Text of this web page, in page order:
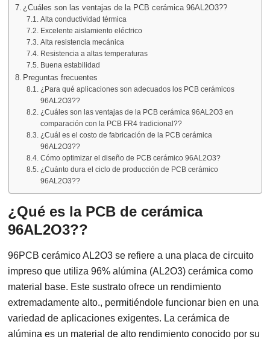
¿Cuáles son las ventajas de la PCB cerámica 96AL2O3??
Alta conductividad térmica
Excelente aislamiento eléctrico
Alta resistencia mecánica
Resistencia a altas temperaturas
Buena estabilidad
Preguntas frecuentes
¿Para qué aplicaciones son adecuados los PCB cerámicos
96AL2O3??
¿Cuáles son las ventajas de la PCB cerámica 96AL2O3 en
comparación con la PCB FR4 tradicional??
¿Cuál es el costo de fabricación de la PCB cerámica
96AL2O3??
Cómo optimizar el diseño de PCB cerámico 96AL2O3?
¿Cuánto dura el ciclo de producción de PCB cerámico
96AL2O3??
¿Qué es la PCB de cerámica
96AL2O3??
96PCB cerámico AL2O3 se refiere a una placa de circuito
impreso que utiliza 96% alúmina (AL2O3) cerámica como
material base. Este sustrato ofrece un rendimiento
extremadamente alto., permitiéndole funcionar bien en una
variedad de aplicaciones exigentes. La cerámica de
alúmina es un material de alto rendimiento conocido por su